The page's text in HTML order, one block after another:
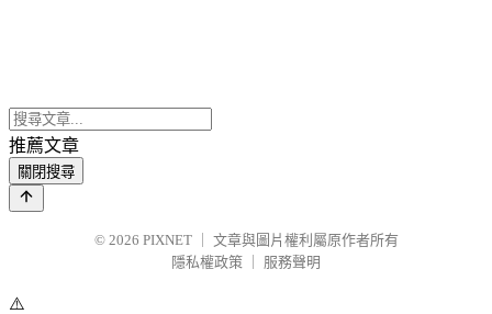
推薦文章
關閉搜尋
© 2026 PIXNET
文章與圖片權利屬原作者所有
隱私權政策
服務聲明
⚠️